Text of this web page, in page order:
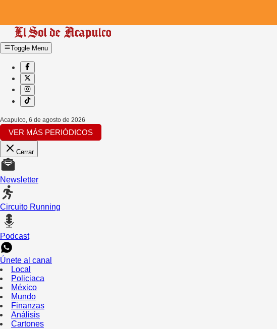
Toggle Menu
Acapulco 6 de agosto de 2026
VER MÁS PERIÓDICOS
Cerrar
Newsletter
Circuito Running
Podcast
Únete al canal
Local
Policiaca
México
Mundo
Finanzas
Análisis
Cartones